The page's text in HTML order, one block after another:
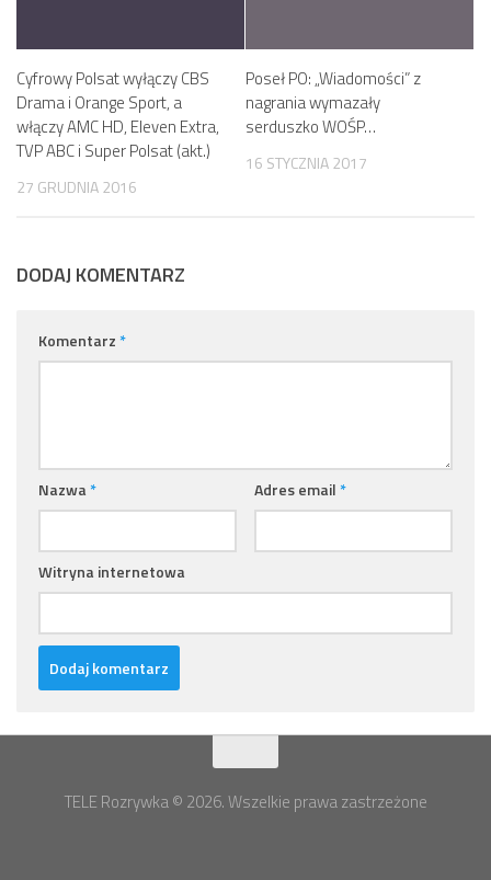
Cyfrowy Polsat wyłączy CBS
Drama i Orange Sport, a
włączy AMC HD, Eleven Extra,
TVP ABC i Super Polsat (akt.)
27 GRUDNIA 2016
Poseł PO: „Wiadomości” z
nagrania wymazały
serduszko WOŚP…
16 STYCZNIA 2017
DODAJ KOMENTARZ
Komentarz*
Nazwa* Adres email*
Witryna internetowa
TELE Rozrywka © 2026. Wszelkie prawa zastrzeżone